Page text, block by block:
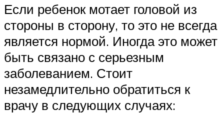
Если ребенок мотает головой из
стороны в сторону, то это не всегда
является нормой. Иногда это может
быть связано с серьезным
заболеванием. Стоит
незамедлительно обратиться к
врачу в следующих случаях: